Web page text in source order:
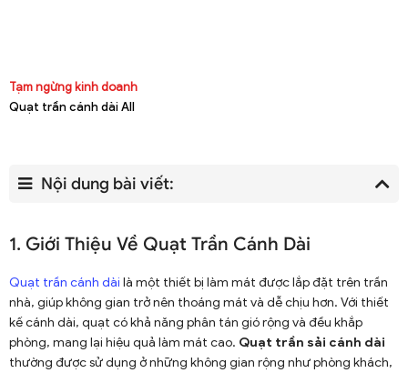
Tạm ngừng kinh doanh
Quạt trần cánh dài All
Nội dung bài viết:
1. Giới Thiệu Về Quạt Trần Cánh Dài
Quạt trần cánh dài là một thiết bị làm mát được lắp đặt trên trần
nhà, giúp không gian trở nên thoáng mát và dễ chịu hơn. Với thiết
kế cánh dài, quạt có khả năng phân tán gió rộng và đều khắp
phòng, mang lại hiệu quả làm mát cao. Quạt trần sải cánh dài
thường được sử dụng ở những không gian rộng như phòng khách,